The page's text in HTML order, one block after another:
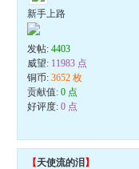
新手上路
发帖:4403
威望: 11983 点
铜币:3652 枚
贡献值:0 点
好评度:0 点
【天使流的泪 】